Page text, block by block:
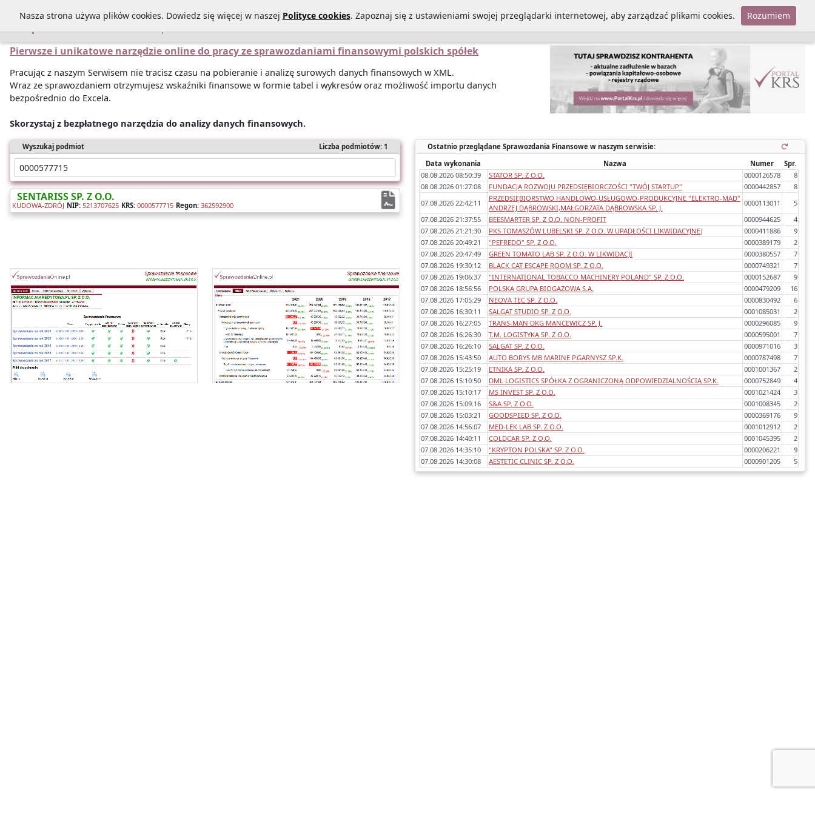
Sprawozdania Statystyki sprawozdań O Nas Kontakt Polityka prywatności Polityka cookies
Pierwsze i unikatowe narzędzie online do pracy ze sprawozdaniami finansowymi polskich spółek
Pracując z naszym Serwisem nie tracisz czasu na pobieranie i analizę surowych danych finansowych w XML.
Wraz ze sprawozdaniem otrzymujesz wskaźniki finansowe w formie tabel i wykresów oraz możliwość importu danych
bezpośrednio do Excela.
Skorzystaj z bezpłatnego narzędzia do analizy danych finansowych.
Wyszukaj podmiot Liczba podmiotów: 1
SENTARISS SP. Z O.O.
KUDOWA-ZDRÓJ NIP: 5213707625 KRS: 0000577715 Regon: 362592900
Oferujemy dostęp online do bazy składającej się z
ponad 1 mln sprawozdań dla ponad 400 tys.
Nasz raport zawiera:
- identyfikację podmiotu,
- bilanse i rachunki wyników,
- wyliczone wskaźniki (tabela i wykresy).
Możesz importować dane bezpośrednio do
Każde sprawozdanie uwzględnia:
- okres którego dotyczy,
- zawartość (bilans, rachunek wyników
porównawczy/kalkulacyjny),
- zidentyfikowane błędy/ostrzeżenia w
sprawozdaniach,
- dynamikę zmiany poszczególnych pozycji rok do
roku.
Ostatnio przeglądane Sprawozdania Finansowe w naszym serwisie:
Data wykonania
Nazwa Numer
Spr.
08.08.2026 08:50:39
STATOR SP. Z O.O. 0000126578
8
08.08.2026 01:27:08
FUNDACJA ROZWOJU PRZEDSIĘBIORCZOŚCI "TWÓJ STARTUP" 0000442857
8
07.08.2026 22:42:11
PRZEDSIĘBIORSTWO HANDLOWO-USŁUGOWO-PRODUKCYJNE "ELEKTRO-MAD"
ANDRZEJ DĄBROWSKI,MAŁGORZATA DĄBROWSKA SP. J.
0000113011
5
07.08.2026 21:37:55
BEESMARTER SP. Z O.O. NON-PROFIT 0000944625
4
07.08.2026 21:21:30
PKS TOMASZÓW LUBELSKI SP. Z O.O. W UPADŁOŚCI LIKWIDACYJNEJ 0000411886
9
07.08.2026 20:49:21
"PEFREDO" SP. Z O.O. 0000389179
2
07.08.2026 20:47:49
GREEN TOMATO LAB SP. Z O.O. W LIKWIDACJI 0000380557
7
07.08.2026 19:30:12
BLACK CAT ESCAPE ROOM SP. Z O.O. 0000749321
7
07.08.2026 19:06:37
"INTERNATIONAL TOBACCO MACHINERY POLAND" SP. Z O.O. 0000152687
9
07.08.2026 18:56:56
POLSKA GRUPA BIOGAZOWA S.A. 0000479209
16
07.08.2026 17:05:29
NEOVA TEC SP. Z O.O. 0000830492
6
07.08.2026 16:30:11
SALGAT STUDIO SP. Z O.O. 0001085031
2
07.08.2026 16:27:05
TRANS-MAN DKG MANCEWICZ SP. J. 0000296085
9
07.08.2026 16:26:30
T.M. LOGISTYKA SP. Z O.O. 0000595001
7
07.08.2026 16:26:10
SALGAT SP. Z O.O. 0000971016
3
07.08.2026 15:43:50
AUTO BORYS MB MARINE P.GARNYSZ SP.K. 0000787498
7
07.08.2026 15:25:19
ETNIKA SP. Z O.O. 0001001367
2
07.08.2026 15:10:50
DML LOGISTICS SPÓŁKA Z OGRANICZONĄ ODPOWIEDZIALNOŚCIĄ SP.K. 0000752849
4
07.08.2026 15:10:17
MS INVEST SP. Z O.O. 0001021424
3
07.08.2026 15:09:16
S&A SP. Z O.O. 0001008345
2
07.08.2026 15:03:21
GOODSPEED SP. Z O.O. 0000369176
9
07.08.2026 14:56:07
MED-LEK LAB SP. Z O.O. 0001012912
2
07.08.2026 14:40:11
COLDCAR SP. Z O.O. 0001045395
2
07.08.2026 14:35:10
"KRYPTON POLSKA" SP. Z O.O. 0000206221
9
07.08.2026 14:30:08
AESTETIC CLINIC SP. Z O.O. 0000901205 5
Nasza strona używa plików cookies. Dowiedz się więcej w naszej Polityce cookies. Zapoznaj się z ustawieniami swojej przeglądarki internetowej, aby zarządzać plikami cookies. Rozumiem